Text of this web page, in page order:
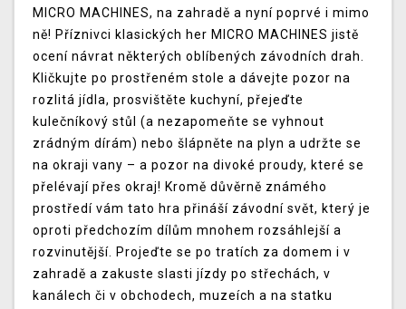
MICRO MACHINES, na zahradě a nyní poprvé i mimo
ně! Příznivci klasických her MICRO MACHINES jistě
ocení návrat některých oblíbených závodních drah.
Kličkujte po prostřeném stole a dávejte pozor na
rozlitá jídla, prosvištěte kuchyní, přejeďte
kulečníkový stůl (a nezapomeňte se vyhnout
zrádným dírám) nebo šlápněte na plyn a udržte se
na okraji vany – a pozor na divoké proudy, které se
přelévají přes okraj! Kromě důvěrně známého
prostředí vám tato hra přináší závodní svět, který je
oproti předchozím dílům mnohem rozsáhlejší a
rozvinutější. Projeďte se po tratích za domem i v
zahradě a zakuste slasti jízdy po střechách, v
kanálech či v obchodech, muzeích a na statku